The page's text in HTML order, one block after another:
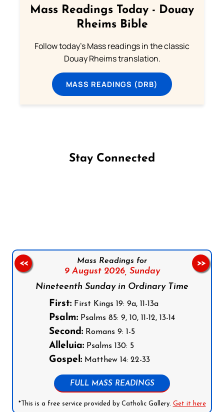
Mass Readings Today - Douay
Rheims Bible
Follow today's Mass readings in the classic
Douay Rheims translation.
MASS READINGS (DRB)
Stay Connected
Mass Readings for
9 August 2026, Sunday
Nineteenth Sunday in Ordinary Time
First: First Kings 19: 9a, 11-13a
Psalm: Psalms 85: 9, 10, 11-12, 13-14
Second: Romans 9: 1-5
Alleluia: Psalms 130: 5
Gospel: Matthew 14: 22-33
FULL MASS READINGS
*This is a free service provided by Catholic Gallery. Get it here
<< >>